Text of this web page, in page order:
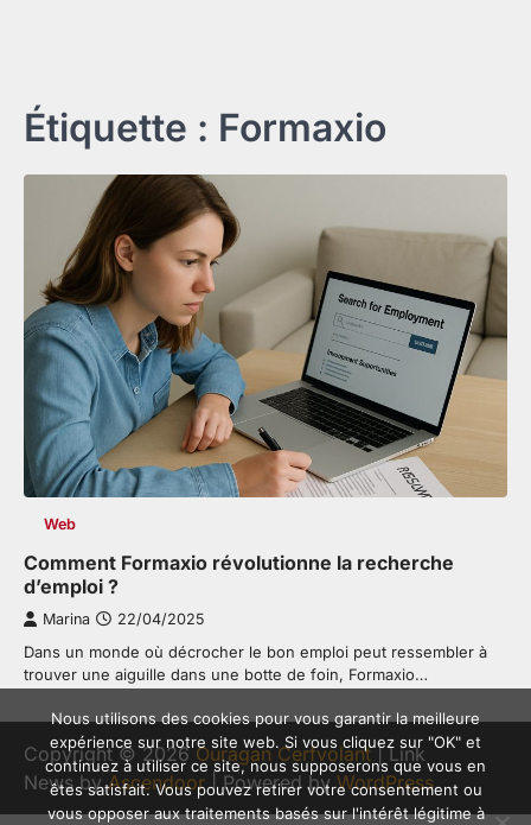
Étiquette : Formaxio
Web
Comment Formaxio révolutionne la recherche
d’emploi ?
Marina 22/04/2025
Dans un monde où décrocher le bon emploi peut ressembler à
trouver une aiguille dans une botte de foin, Formaxio…
Copyright © 2026Ouragan Cerfvolant| Link
News byAscendoor| Powered byWordPress.
Nous utilisons des cookies pour vous garantir la meilleure
expérience sur notre site web. Si vous cliquez sur "OK" et
continuez à utiliser ce site, nous supposerons que vous en
êtes satisfait. Vous pouvez retirer votre consentement ou
vous opposer aux traitements basés sur l'intérêt légitime à